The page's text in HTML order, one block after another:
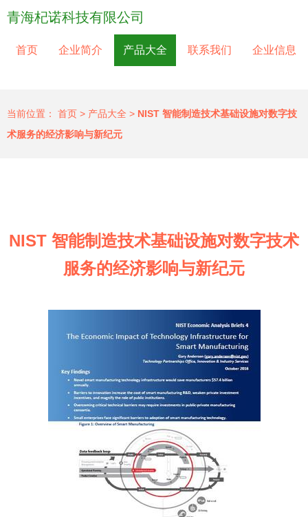
青海杞诺科技有限公司
首页 企业简介 产品大全 联系我们 企业信息
当前位置： 首页 > 产品大全 > NIST 智能制造技术基础设施对数字技
术服务的经济影响与新纪元
NIST 智能制造技术基础设施对数字技术
服务的经济影响与新纪元